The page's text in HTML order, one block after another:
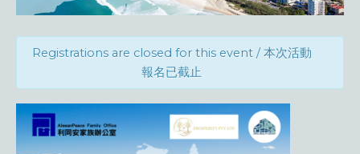
Registrations are closed for this event / 本次活動
報名已截止